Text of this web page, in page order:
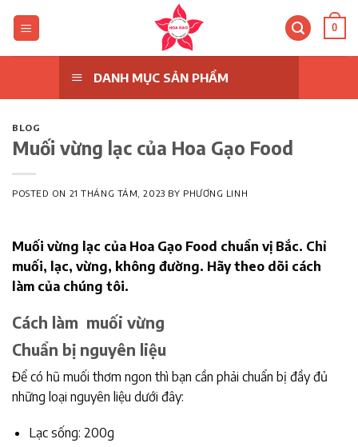
0
DANH MỤC SẢN PHẨM
BLOG
Muối vừng lạc của Hoa Gạo Food
POSTED ON 21 THÁNG TÁM, 2023 BY PHƯƠNG LINH
Muối vừng lạc của Hoa Gạo Food chuẩn vị Bắc. Chỉ
muối, lạc, vừng, không đường. Hãy theo dõi cách
làm của chúng tôi.
Cách làm muối vừng
Chuẩn bị nguyên liệu
Để có hũ muối thơm ngon thì bạn cần phải chuẩn bị đầy đủ
những loại nguyên liệu dưới đây:
Lạc sống: 200g